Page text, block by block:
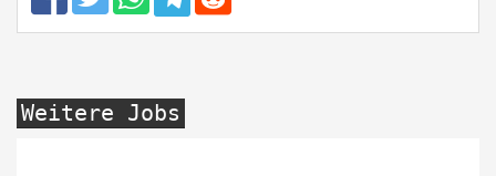
Weitere Jobs